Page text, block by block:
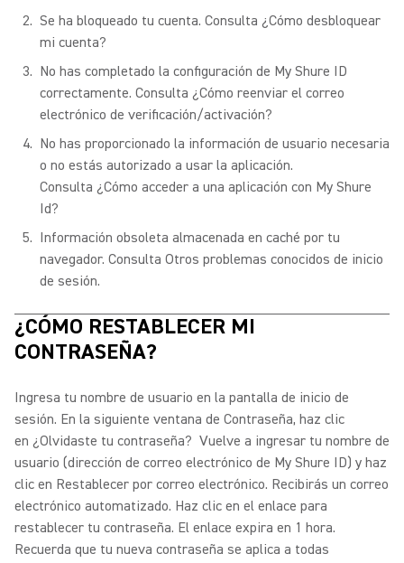
Se ha bloqueado tu cuenta. Consulta ¿Cómo desbloquear
mi cuenta?
No has completado la configuración de My Shure ID
correctamente. Consulta ¿Cómo reenviar el correo
electrónico de verificación/activación?
No has proporcionado la información de usuario necesaria
o no estás autorizado a usar la aplicación.
Consulta ¿Cómo acceder a una aplicación con My Shure
Id?
Información obsoleta almacenada en caché por tu
navegador. Consulta Otros problemas conocidos de inicio
de sesión.
¿CÓMO RESTABLECER MI
CONTRASEÑA?
Ingresa tu nombre de usuario en la pantalla de inicio de
sesión. En la siguiente ventana de Contraseña, haz clic
en ¿Olvidaste tu contraseña? Vuelve a ingresar tu nombre de
usuario (dirección de correo electrónico de My Shure ID) y haz
clic en Restablecer por correo electrónico. Recibirás un correo
electrónico automatizado. Haz clic en el enlace para
restablecer tu contraseña. El enlace expira en 1 hora.
Recuerda que tu nueva contraseña se aplica a todas